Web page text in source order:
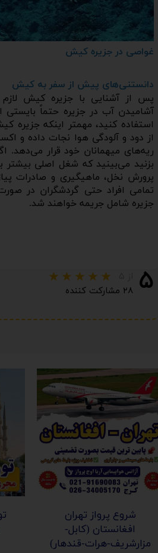
غواصی در جزیره کیش
دانستنی‌های پیش از سفر به کیش
پس از آشنایی با جزیره کیش
آشامیدن آب در جزیره حتماً
استفاده کنید، مهمتر اینکه جزیره
از دود و آلودگی هوا نجات داده و
ریه‌‌های میهمانان خود قرار می‌دهد.
بزنید می‌بینید که شغل اصلی بیشتر
پرورش نخل، ماهیگیری و صادرات
تمامی افراد حتی گردشگران در
جزیره شامل جریمه خواهند شد.
۵ ۲۸ مشارکت کننده
شروع پرواز تهران
افغانستان (کابل-
مزارشریف-هرات-قندهار)